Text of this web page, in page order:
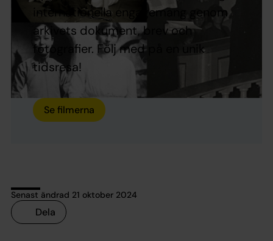
internationella engagemang genom
arkivets dokument, brev och
fotografier. Följ med på en unik
tidsresa!
Se filmerna
Senast ändrad 21 oktober 2024
Dela